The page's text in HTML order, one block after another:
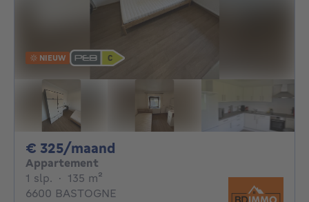
NIEUW
€ 325/maand
Appartement
1 slp. 1 slaapkamer
· 135 m²
6600 BASTOGNE